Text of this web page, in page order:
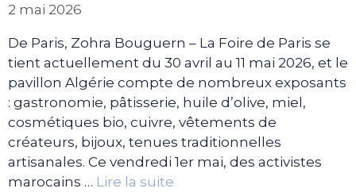
2 mai 2026
De Paris, Zohra Bouguern – La Foire de Paris se
tient actuellement du 30 avril au 11 mai 2026, et le
pavillon Algérie compte de nombreux exposants
: gastronomie, pâtisserie, huile d’olive, miel,
cosmétiques bio, cuivre, vêtements de
créateurs, bijoux, tenues traditionnelles
artisanales. Ce vendredi 1er mai, des activistes
marocains … Lire la suite